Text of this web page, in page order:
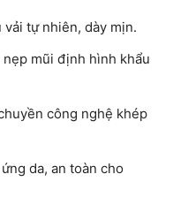
tự nhiên, dày mịn.
mũi định hình khẩu
công nghệ khép
da, an toàn cho